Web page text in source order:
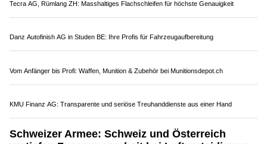
Sicherheit, Schiesskurse, Waffen, taktische Ausrüstung – AATS-Group
Emmen LU: Erhöhter Flugbetrieb mit F/A-18 und
PC-7 auf Militärflugplatz